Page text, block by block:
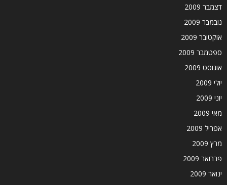
דצמבר 2009
נובמבר 2009
אוקטובר 2009
ספטמבר 2009
אוגוסט 2009
יולי 2009
יוני 2009
מאי 2009
אפריל 2009
מרץ 2009
פברואר 2009
ינואר 2009